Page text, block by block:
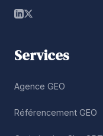
Services
Agence GEO
Référencement GEO